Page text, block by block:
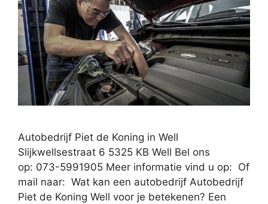
Autobedrijf Piet de Koning in Well
Slijkwellsestraat 6 5325 KB Well Bel ons
op: 073-5991905 Meer informatie vind u op: Of
mail naar: Wat kan een autobedrijf Autobedrijf
Piet de Koning Well voor je betekenen? Een